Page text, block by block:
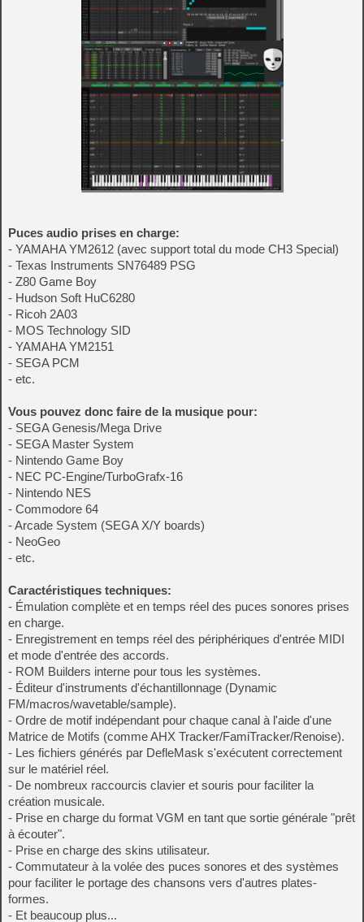
Puces audio prises en charge:
- YAMAHA YM2612 (avec support total du mode CH3 Special)
- Texas Instruments SN76489 PSG
- Z80 Game Boy
- Hudson Soft HuC6280
- Ricoh 2A03
- MOS Technology SID
- YAMAHA YM2151
- SEGA PCM
- etc.
Vous pouvez donc faire de la musique pour:
- SEGA Genesis/Mega Drive
- SEGA Master System
- Nintendo Game Boy
- NEC PC-Engine/TurboGrafx-16
- Nintendo NES
- Commodore 64
- Arcade System (SEGA X/Y boards)
- NeoGeo
- etc.
Caractéristiques techniques:
- Émulation complète et en temps réel des puces sonores prises
en charge.
- Enregistrement en temps réel des périphériques d'entrée MIDI
et mode d'entrée des accords.
- ROM Builders interne pour tous les systèmes.
- Éditeur d'instruments d'échantillonnage (Dynamic
FM/macros/wavetable/sample).
- Ordre de motif indépendant pour chaque canal à l'aide d'une
Matrice de Motifs (comme AHX Tracker/FamiTracker/Renoise).
- Les fichiers générés par DefleMask s'exécutent correctement
sur le matériel réel.
- De nombreux raccourcis clavier et souris pour faciliter la
création musicale.
- Prise en charge du format VGM en tant que sortie générale "prêt
à écouter".
- Prise en charge des skins utilisateur.
- Commutateur à la volée des puces sonores et des systèmes
pour faciliter le portage des chansons vers d'autres plates-
formes.
- Et beaucoup plus...